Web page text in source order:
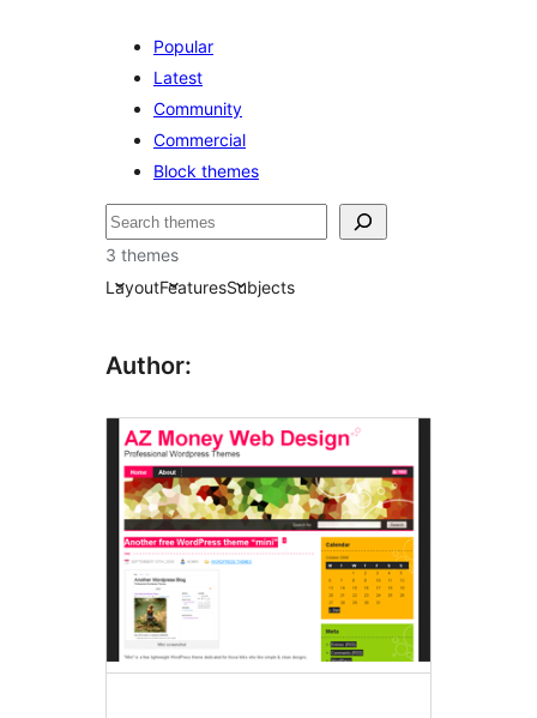
Popular
Latest
Community
Commercial
Block themes
ค้นหา
3 themes
LayoutFeaturesSubjects
Author: